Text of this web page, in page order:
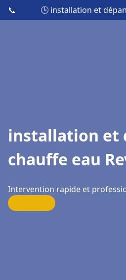
📞 🕒 installation et
installation et
chauffe eau
Intervention rapide et